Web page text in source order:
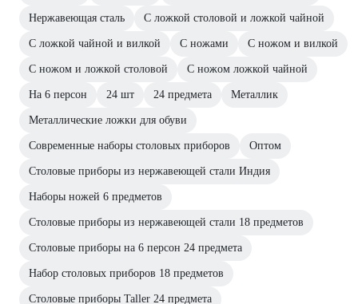
Нержавеющая сталь С ложкой столовой и ложкой чайной
С ложкой чайной и вилкой С ножами С ножом и вилкой
С ножом и ложкой столовой С ножом ложкой чайной
На 6 персон 24 шт 24 предмета Металлик
Металлические ложки для обуви
Современные наборы столовых приборов Оптом
Столовые приборы из нержавеющей стали Индия
Наборы ножей 6 предметов
Столовые приборы из нержавеющей стали 18 предметов
Столовые приборы на 6 персон 24 предмета
Набор столовых приборов 18 предметов
Столовые приборы Taller 24 предмета